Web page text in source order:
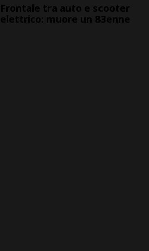
Frontale tra auto e scooter
elettrico: muore un 83enne